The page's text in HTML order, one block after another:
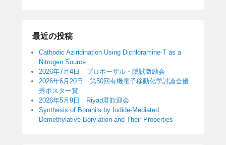
最近の投稿
Cathodic Aziridination Using Dichloramine-T as a
Nitrogen Source
2026年7月4日 プロポーザル・院試激励会
2026年6月20日 第50回有機電子移動化学討論会優
秀ポスター賞
2026年5月9日 Riyad君歓迎会
Synthesis of Boranils by Iodide-Mediated
Demethylative Borylation and Their Properties